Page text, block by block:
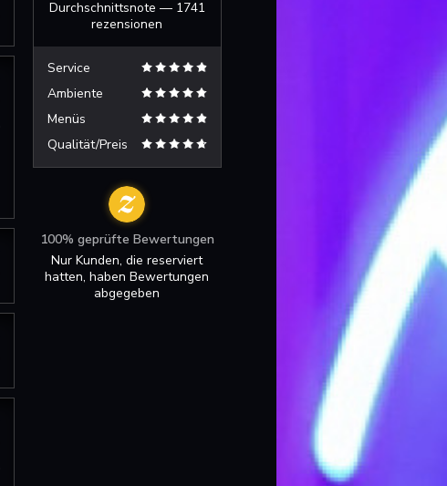
Durchschnittsnote — 1741
rezensionen
Service
Ambiente
Menüs
Qualität/Preis
100% geprüfte Bewertungen
Nur Kunden, die reserviert
hatten, haben Bewertungen
abgegeben